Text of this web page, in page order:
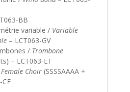
BB
variable / Variable
– LCT063-GV
/ Trombone
– LCT063-ET
Female Choir(SSSSAAAA +